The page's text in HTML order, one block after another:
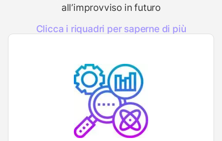
all’improvviso in futuro
Clicca i riquadri per saperne di più
Ci assicuriamo che tutte le componenti
del tuo sito siano aggiornate e compatibile
l’una con l’altra